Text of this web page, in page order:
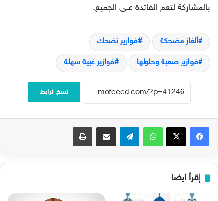
بالمشاركة لتعم الفائدة على الجميع.
ألغاز مضحكة فوازير تضحك
فوازير صعبة وحلولها فوازير غبية سهلة
نسخ الرابط
فيسبوك‫X واتساب تيلقرام مشاركة عبر البريد طباعة
إقرأ ايضا